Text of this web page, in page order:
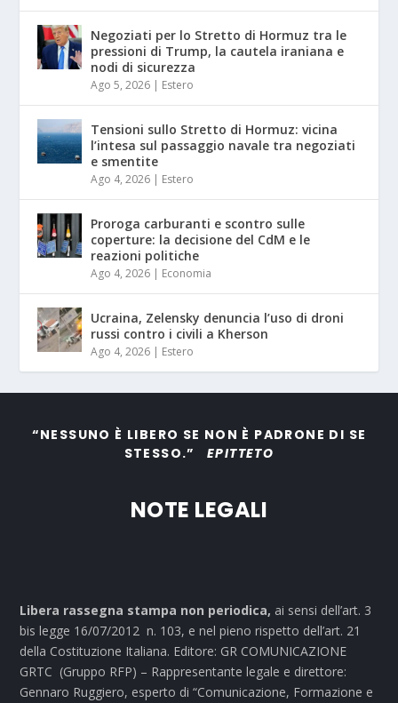
Negoziati per lo Stretto di Hormuz tra le
pressioni di Trump, la cautela iraniana e
nodi di sicurezza
Ago 5, 2026 Estero
Tensioni sullo Stretto di Hormuz: vicina
l’intesa sul passaggio navale tra negoziati
e smentite
Ago 4, 2026 Estero
Proroga carburanti e scontro sulle
coperture: la decisione del CdM e le
reazioni politiche
Ago 4, 2026 Economia
Ucraina, Zelensky denuncia l’uso di droni
russi contro i civili a Kherson
Ago 4, 2026 Estero
“NESSUNO È LIBERO SE NON È PADRONE DI SE
STESSO.”EPITTETO
NOTE LEGALI
Libera rassegna stampa non periodica, ai sensi dell’art. 3
bis legge 16/07/2012 n. 103, e nel pieno rispetto dell’art. 21
della Costituzione Italiana. Editore: GR COMUNICAZIONE
GRTC (Gruppo RFP) – Rappresentante legale e direttore:
Gennaro Ruggiero, esperto di “Comunicazione, Formazione e